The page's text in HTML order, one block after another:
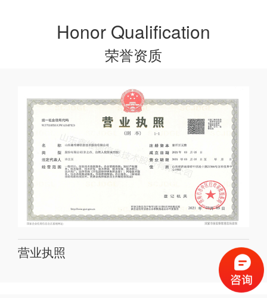
Honor Qualification
荣誉资质
营业执照